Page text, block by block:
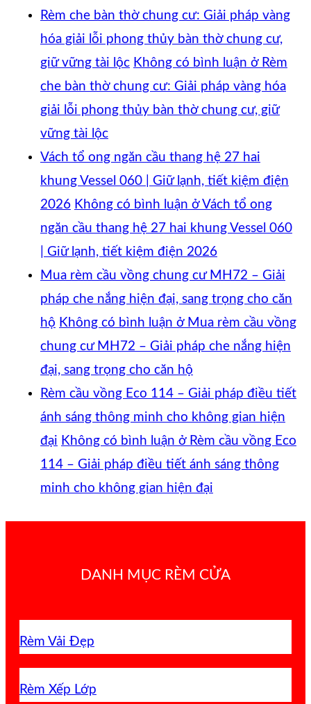
Rèm che bàn thờ chung cư: Giải pháp vàng
hóa giải lỗi phong thủy bàn thờ chung cư,
giữ vững tài lộc Không có bình luận ở Rèm
che bàn thờ chung cư: Giải pháp vàng hóa
giải lỗi phong thủy bàn thờ chung cư, giữ
vững tài lộc
Vách tổ ong ngăn cầu thang hệ 27 hai
khung Vessel 060 | Giữ lạnh, tiết kiệm điện
2026 Không có bình luận ở Vách tổ ong
ngăn cầu thang hệ 27 hai khung Vessel 060
| Giữ lạnh, tiết kiệm điện 2026
Mua rèm cầu vồng chung cư MH72 – Giải
pháp che nắng hiện đại, sang trọng cho căn
hộ Không có bình luận ở Mua rèm cầu vồng
chung cư MH72 – Giải pháp che nắng hiện
đại, sang trọng cho căn hộ
Rèm cầu vồng Eco 114 – Giải pháp điều tiết
ánh sáng thông minh cho không gian hiện
đại Không có bình luận ở Rèm cầu vồng Eco
114 – Giải pháp điều tiết ánh sáng thông
minh cho không gian hiện đại
DANH MỤC RÈM CỬA
Rèm Vải Đẹp
Rèm Xếp Lớp